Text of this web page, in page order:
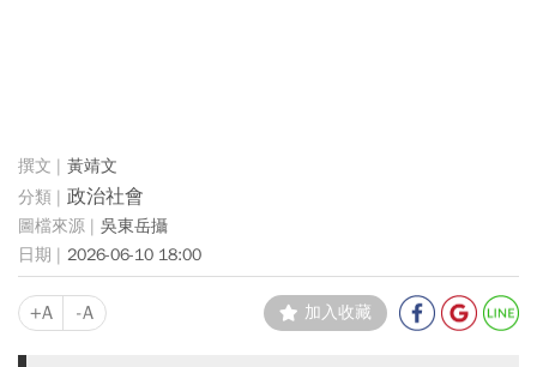
黃靖文
政治社會
吳東岳攝
2026-06-10 18:00
+A -A 加入收藏